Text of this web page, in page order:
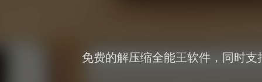
免费的解压缩全能王软件，同时